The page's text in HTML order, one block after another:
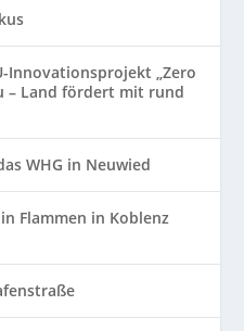
Innovationsprojekt „Zero
– Land fördert mit rund
WHG in Neuwied
Flammen in Koblenz